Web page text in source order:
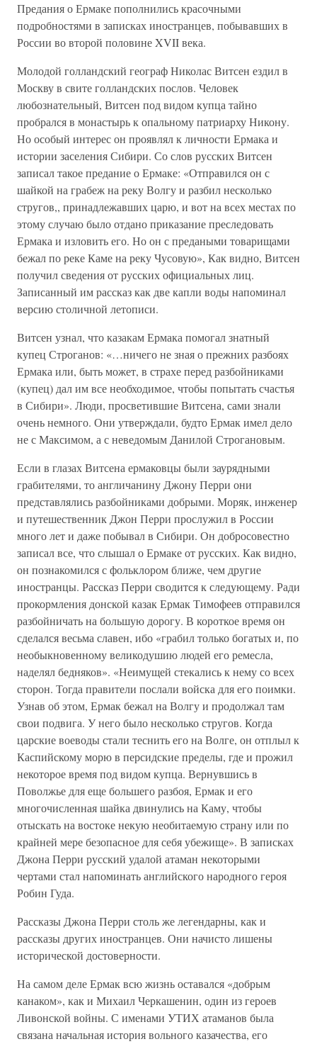
Предания о Ермаке пополнились красочными
подробностями в записках иностранцев, побывавших в
России во второй половине XVII века.
Молодой голландский географ Николас Витсен ездил в
Москву в свите голландских послов. Человек
любознательный, Витсен под видом купца тайно
пробрался в монастырь к опальному патриарху Никону.
Но особый интерес он проявлял к личности Ермака и
истории заселения Сибири. Со слов русских Витсен
записал такое предание о Ермаке: «Отправился он с
шайкой на грабеж на реку Волгу и разбил несколько
стругов,, принадлежавших царю, и вот на всех местах по
этому случаю было отдано приказание преследовать
Ермака и изловить его. Но он с предаными товарищами
бежал по реке Каме на реку Чусовую», Как видно, Витсен
получил сведения от русских официальных лиц.
Записанный им рассказ как две капли воды напоминал
версию столичной летописи.
Витсен узнал, что казакам Ермака помогал знатный
купец Строганов: «…ничего не зная о прежних разбоях
Ермака или, быть может, в страхе перед разбойниками
(купец) дал им все необходимое, чтобы попытать счастья
в Сибири». Люди, просветившие Витсена, сами знали
очень немного. Они утверждали, будто Ермак имел дело
не с Максимом, а с неведомым Данилой Строгановым.
Если в глазах Витсена ермаковцы были заурядными
грабителями, то англичанину Джону Перри они
представлялись разбойниками добрыми. Моряк, инженер
и путешественник Джон Перри прослужил в России
много лет и даже побывал в Сибири. Он добросовестно
записал все, что слышал о Ермаке от русских. Как видно,
он познакомился с фольклором ближе, чем другие
иностранцы. Рассказ Перри сводится к следующему. Ради
прокормления донской казак Ермак Тимофеев отправился
разбойничать на большую дорогу. В короткое время он
сделался весьма славен, ибо «грабил только богатых и, по
необыкновенному великодушию людей его ремесла,
наделял бедняков». «Неимущей стекались к нему со всех
сторон. Тогда правители послали войска для его поимки.
Узнав об этом, Ермак бежал на Волгу и продолжал там
свои подвига. У него было несколько стругов. Когда
царские воеводы стали теснить его на Волге, он отплыл к
Каспийскому морю в персидские пределы, где и прожил
некоторое время под видом купца. Вернувшись в
Поволжье для еще большего разбоя, Ермак и его
многочисленная шайка двинулись на Каму, чтобы
отыскать на востоке некую необитаемую страну или по
крайней мере безопасное для себя убежище». В записках
Джона Перри русский удалой атаман некоторыми
чертами стал напоминать английского народного героя
Робин Гуда.
Рассказы Джона Перри столь же легендарны, как и
рассказы других иностранцев. Они начисто лишены
исторической достоверности.
На самом деле Ермак всю жизнь оставался «добрым
канаком», как и Михаил Черкашенин, один из героев
Ливонской войны. С именами УТИХ атаманов была
связана начальная история вольного казачества, его